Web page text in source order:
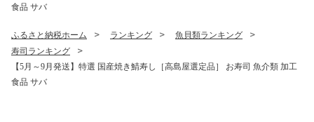
食品 サバ
ふるさと納税ホーム ランキング
魚貝類ランキング
寿司ランキング
【5月～9月発送】特選 国産焼き鯖寿し［高島屋選定品］ お寿司 魚介類 加工
食品 サバ